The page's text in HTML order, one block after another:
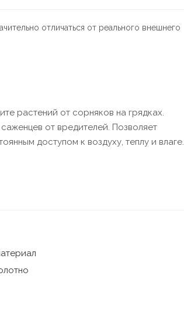
отличаться от реального внешнего
растений от сорняков на грядках.
от вредителей. Позволяет
доступом к воздуху, теплу и влаге.